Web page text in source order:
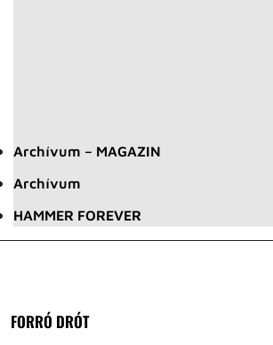
Archívum – MAGAZIN
Archívum
HAMMER FOREVER
FORRÓ DRÓT